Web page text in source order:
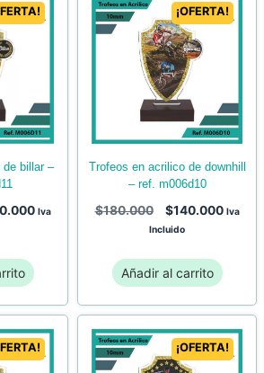
Iva
¡OFERTA!
trofeos en acrilico de downhill
– ref. m006d10
$180.000 $140.000 Iva
Incluido
Añadir al carrito
¡OFERTA!